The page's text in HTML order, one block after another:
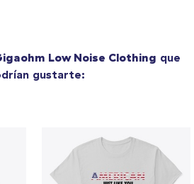
Low Noise Clothing que
gustarte: